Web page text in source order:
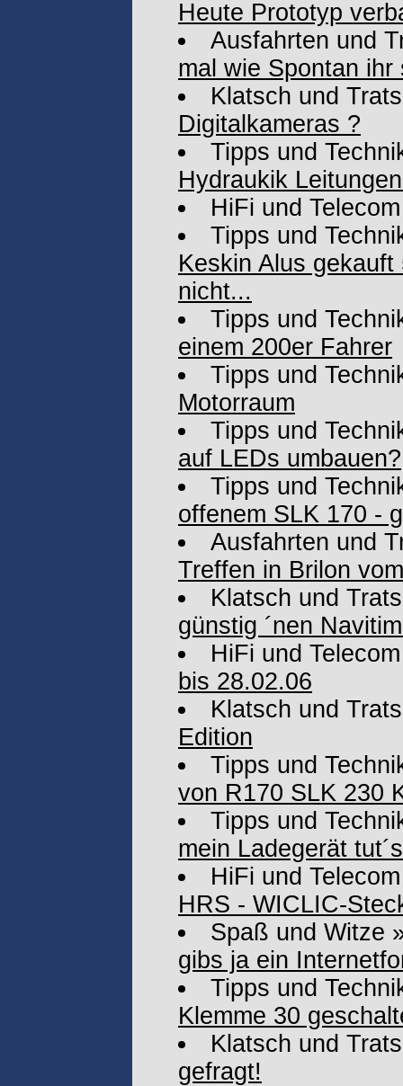
Heute Prototyp
Ausfahrten und
mal wie Spontan ihr
Klatsch und
Digitalkameras ?
Tipps und
Hydraukik
HiFi und Telecom
Tipps und
Keskin Alus
nicht...
Tipps und
einem 200er Fahrer
Tipps und
Motorraum
Tipps und
auf LEDs umbauen?
Tipps und
offenem SLK 170 -
Ausfahrten und
Treffen in Brilon
Klatsch und
günstig ´nen
HiFi und Telecom
bis 28.02.06
Klatsch und
Edition
Tipps und
von R170 SLK 230
Tipps und
mein Ladegerät
HiFi und Telecom
HRS - WICLIC-
Spaß und Witze
gibs ja ein
Tipps und
Klemme 30
Klatsch und
gefragt!